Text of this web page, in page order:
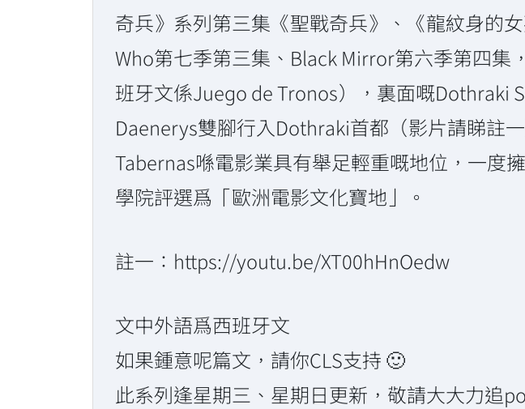
奇兵》系列第三集《聖戰奇兵》、《龍紋身的
Who第七季第三集、Black Mirror第六季第四集
班牙文係Juego de Tronos），裏面嘅Dothraki
Daenerys雙腳行入Dothraki首都（影片請睇註
Tabernas喺電影業具有舉足輕重嘅地位，一度
學院評選爲「歐洲電影文化寶地」。
註一：https://youtu.be/XT00hHnOedw
文中外語爲西班牙文
如果鍾意呢篇文，請你CLS支持 🙂
此系列逢星期三、星期日更新，敬請大大力追